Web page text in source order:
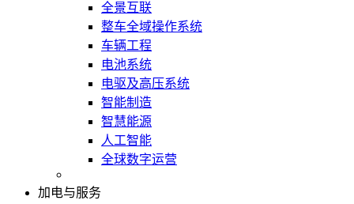
全景互联
整车全域操作系统
车辆工程
电池系统
电驱及高压系统
智能制造
智慧能源
人工智能
全球数字运营
加电与服务